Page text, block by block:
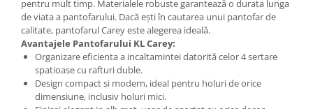
pentru mult timp. Materialele robuste garantează o durata lunga
de viata a pantofarului. Dacă ești în cautarea unui pantofar de
calitate, pantofarul Carey este alegerea ideală.
Avantajele Pantofarului KL Carey:
Organizare eficienta a incaltamintei datorită celor 4 sertare
spatioase cu rafturi duble.
Design compact si modern, ideal pentru holuri de orice
dimensiune, inclusiv holuri mici.